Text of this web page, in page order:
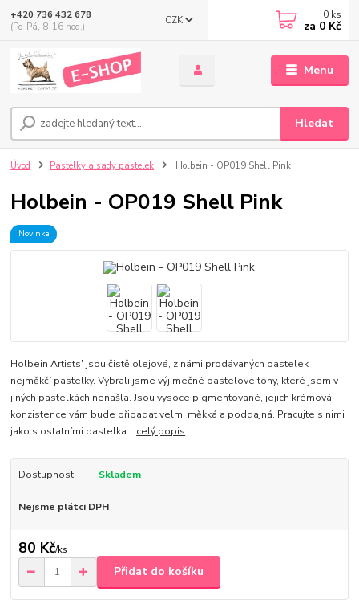
Menu
CZK
Hledat
+420 736 432 678
(Po-Pá, 8-16 hod.)
0 ks
za 0 Kč
Úvod Pastelky a sady pastelek Holbein - OP019 Shell Pink
Holbein - OP019 Shell Pink
Novinka
Holbein Artists' jsou čistě olejové, z námi prodávaných pastelek
nejměkčí pastelky. Vybrali jsme výjimečné pastelové tóny, které jsem v
jiných pastelkách nenašla. Jsou vysoce pigmentované, jejich krémová
konzistence vám bude připadat velmi měkká a poddajná. Pracujte s nimi
jako s ostatními pastelka... celý popis
Dostupnost Skladem
Nejsme plátci DPH
80 Kč/ks
Přidat do košíku